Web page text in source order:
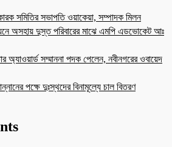
সমিতির সভাপতি ওয়াকেয়া, সম্পাদক মিলন
অসহায় দুস্ত পরিবারের মাঝে এমপি এডভোকেট আঃ
অ্যাওয়ার্ড সম্মাননা পদক পেলেন, নবীনগরের ওবায়েদ
পক্ষে দুঃস্থদের বিনামূল্যে চাল বিতরণ